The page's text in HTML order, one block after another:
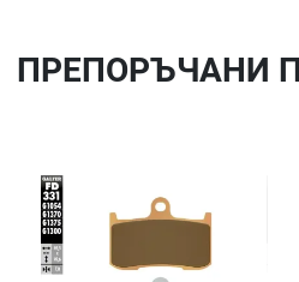
ПРЕПОРЪЧАНИ